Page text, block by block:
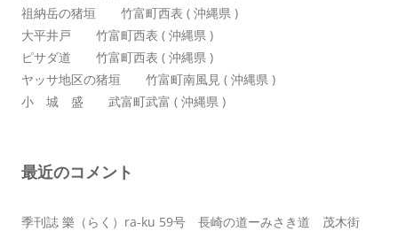
祖納岳の猪垣 竹富町西表 ( 沖縄県 )
大平井戸 竹富町西表 ( 沖縄県 )
ピサダ道 竹富町西表 ( 沖縄県 )
ヤッサ地区の猪垣 竹富町南風見 ( 沖縄県 )
小 城 盛 武富町武富 ( 沖縄県 )
最近のコメント
季刊誌 樂（らく）ra-ku 59号 長崎の道ーみさき道 茂木街